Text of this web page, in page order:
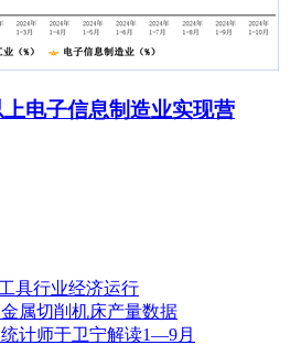
电子信息制造业实现营
具行业经济运行
属切削机床产量数据
计师于卫宁解读1—9月